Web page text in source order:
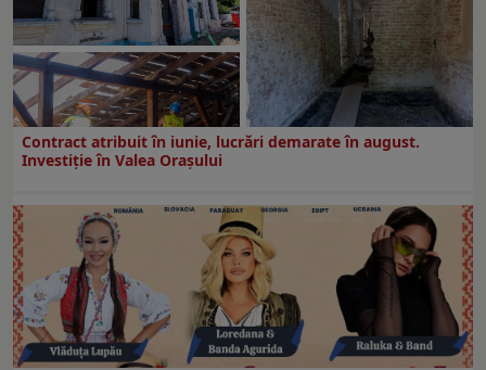
Contract atribuit în iunie, lucrări demarate în august.
Investiţie în Valea Oraşului